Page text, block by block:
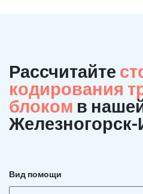
Рассчитайте
кодирования
блоком в
Вид помощи